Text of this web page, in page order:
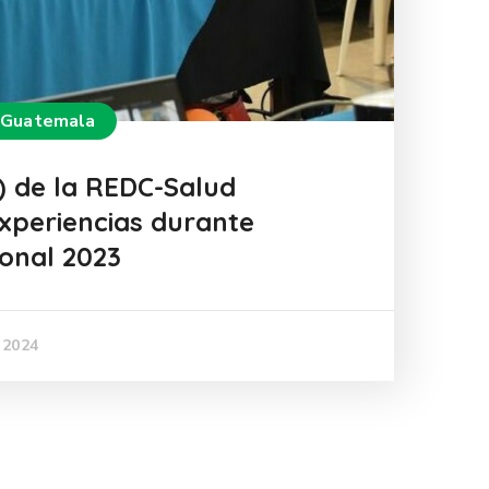
la REDC-Salud
durante
2023